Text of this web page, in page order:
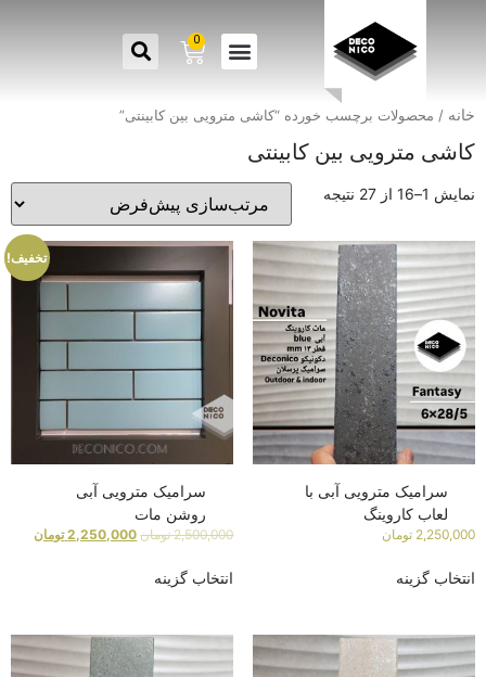
0
خانه / محصولات برچسب خورده “کاشی مترویی بین کابینتی”
کاشی مترویی بین کابینتی
نمایش 1–16 از 27 نتیجه
سرامیک مترویی آبی با
لعاب کاروینگ
2,250,000 تومان
انتخاب گزینه
تخفیف!
سرامیک مترویی آبی
روشن مات
2,500,000 تومان 2,250,000 تومان
انتخاب گزینه